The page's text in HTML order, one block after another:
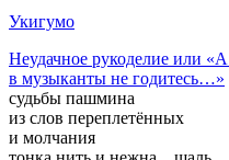
Укигумо
Неудачное рукоделие или
в музыканты не годитесь…»
судьбы пашмина
из слов переплетённых
и молчания